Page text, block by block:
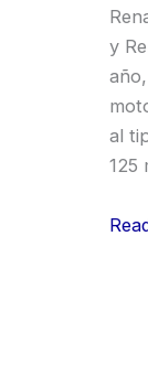
y
al
125